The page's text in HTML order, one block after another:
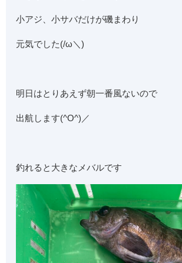
小アジ、小サバだけが磯まわり
元気でした(/ω＼)
明日はとりあえず朝一番風ないので
出航します(^O^)／
釣れると大きなメバルです